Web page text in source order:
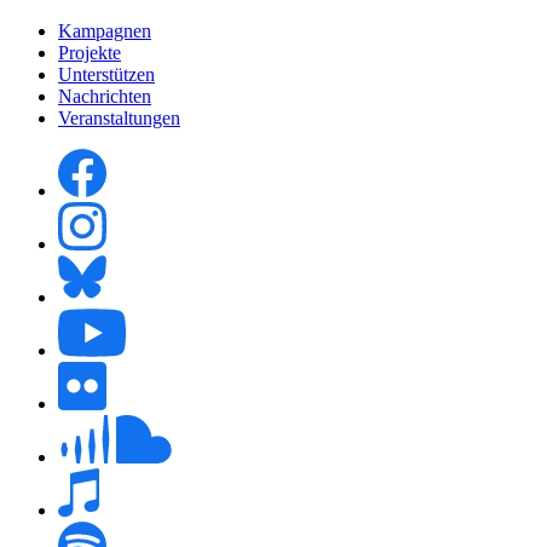
Kampagnen
Projekte
Unterstützen
Nachrichten
Veranstaltungen